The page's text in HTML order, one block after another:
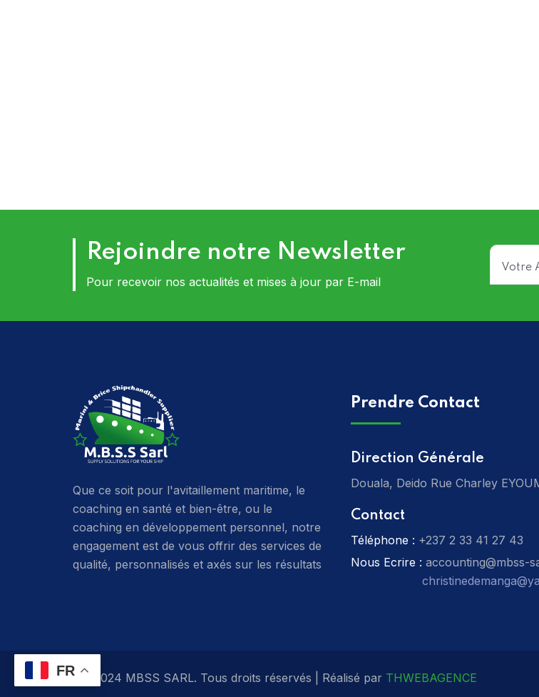
Rejoindre notre Newsletter
Pour recevoir nos actualités et mises à jour par E-mail
Que ce soit pour l'avitaillement maritime, le
coaching en santé et bien-être, ou le
coaching en développement personnel, notre
engagement est de vous offrir des services de
qualité, personnalisés et axés sur les résultats
Prendre Contact
Direction Générale
Douala, Deido Rue Charley
Contact
Téléphone : ‎+237 2 33 41 27 43
Nous Ecrire : accounting@mbss-
© 2024 MBSS SARL. Tous droits réservés | Réalisé par THWEBAGENCE
FR